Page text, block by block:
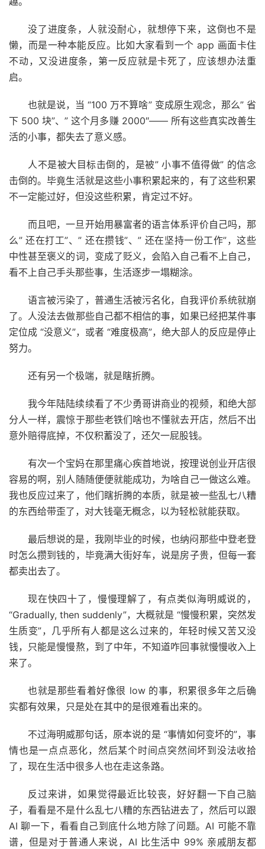
没了进度条，人就没耐心，就想停下来，这倒也不是
懒，而是一种本能反应。比如大家看到一个 app 画面卡住
不动，又没进度条，第一反应就是卡死了，应该想办法重
启。
也就是说，当 “100 万不算啥” 变成原生观念，那么” 省
下 500 块”、” 这个月多赚 2000″—— 所有这些真实改善生
活的小事，都失去了意义感。
人不是被大目标击倒的，是被” 小事不值得做” 的信念
击倒的。毕竟生活就是这些小事积累起来的，有了这些积累
不一定能过好，但没这些积累，肯定过不好。
而且吧，一旦开始用暴富者的语言体系评价自己吗，那
么” 还在打工”、” 还在攒钱”、” 还在坚持一份工作”，这些
中性甚至褒义的词，变成了贬义，会陷入自己看不上自己，
看不上自己手头那些事，生活逐步一塌糊涂。
语言被污染了，普通生活被污名化，自我评价系统就崩
了。人没法去做那些自己都不相信的事，如果已经把某件事
定位成 “没意义”，或者 “难度极高”，绝大部人的反应是停止
努力。
还有另一个极端，就是瞎折腾。
我今年陆陆续续看了不少勇哥讲商业的视频，和绝大部
分人一样，震惊于那些老铁们啥也不懂就去开店，然后不出
意外赔得底掉，不仅积蓄没了，还欠一屁股钱。
有次一个宝妈在那里痛心疾首地说，按理说创业开店很
容易的啊，别人随随便便就能成功，为啥自己一做这么难。
我也反应过来了，他们瞎折腾的本质，就是被一些乱七八糟
的东西给带歪了，对大钱毫无概念，以为轻松就能获取。
最后想说的是，我刚毕业的时候，也纳闷那些中登老登
时怎么攒到钱的，毕竟满大街好车，说是房子贵，但每一套
都卖出去了。
现在快四十了，慢慢理解了，有点类似海明威说的，
“Gradually, then suddenly”，大概就是 “慢慢积累，突然发
生质变”，几乎所有人都是这么过来的，年轻时候又苦又没
钱，只能是慢慢熬，到了中年，不知道咋回事就慢慢收入上
来了。
也就是那些看着好像很 low 的事，积累很多年之后确
实都有效果，只是处在其中的是很难看出来的。
不过海明威那句话，原本说的是 “事情如何变坏的”，事
情也是一点点恶化，然后某个时间点突然间坏到没法收拾
了，现在生活中很多人也在走这条路。
反过来讲，如果觉得最近比较丧，好好翻一下自己脑
子，看看是不是什么乱七八糟的东西钻进去了，然后可以跟
AI 聊一下，看看自己到底什么地方除了问题。AI 可能不靠
谱，但是对于普通人来说，AI 比生活中 99% 亲戚朋友都